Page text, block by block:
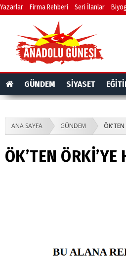
Yazarlar Firma Rehberi Seri İlanlar
GÜNDEM SİYASET
ANA SAYFA GÜNDEM
ÖK’TEN